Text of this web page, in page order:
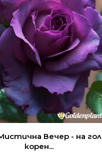
Вечер - на гол
корен...